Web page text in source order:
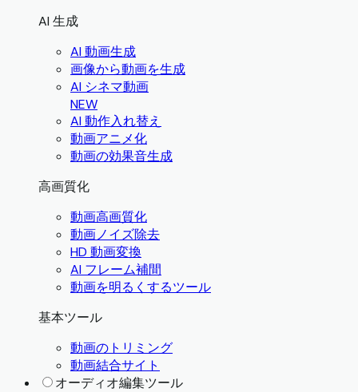
AI 生成
AI 動画生成
画像から動画を生成
AI シネマ動画
NEW
AI 動作入れ替え
動画アニメ化
動画の効果音生成
高画質化
動画高画質化
動画ノイズ除去
HD 動画変換
AI フレーム補間
動画を明るくするツール
基本ツール
動画のトリミング
動画結合サイト
オーディオ編集ツール